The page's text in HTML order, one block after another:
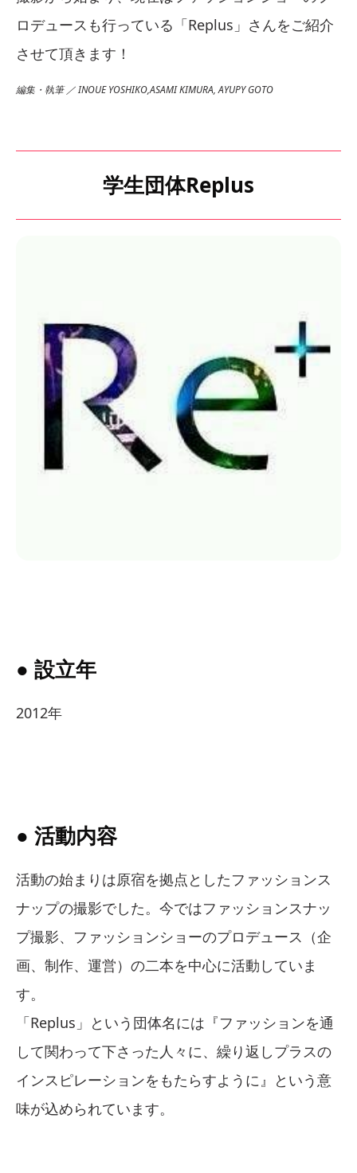
ロデュースも行っている「Replus」さんをご紹介
させて頂きます！
編集・執筆 ／ INOUE YOSHIKO,ASAMI KIMURA, AYUPY GOTO
学生団体Replus
● 設立年
2012年
● 活動内容
活動の始まりは原宿を拠点としたファッションス
ナップの撮影でした。今ではファッションスナッ
プ撮影、ファッションショーのプロデュース（企
画、制作、運営）の二本を中心に活動していま
す。
「Replus」という団体名には『ファッションを通
して関わって下さった人々に、繰り返しプラスの
インスピレーションをもたらすように』という意
味が込められています。